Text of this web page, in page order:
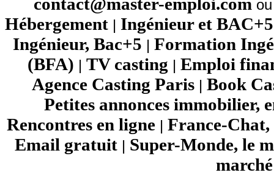
Hébergement | Ingénieur et
Ingénieur, Bac+5 | Formation
(BFA) | TV casting | Emploi
Agence Casting Paris | Book
Petites annonces immobilier,
Rencontres en ligne | France-Chat,
Email gratuit| Super-Monde, le